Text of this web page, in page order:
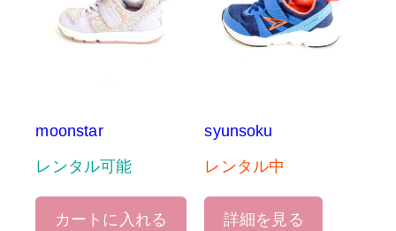
moonstar
レンタル可能
カートに入れる
syunsoku
レンタル中
詳細を見る